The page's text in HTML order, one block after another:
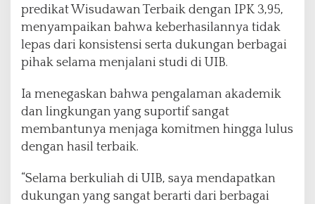
predikat Wisudawan Terbaik dengan IPK 3,95,
menyampaikan bahwa keberhasilannya tidak
lepas dari konsistensi serta dukungan berbagai
pihak selama menjalani studi di UIB.
Ia menegaskan bahwa pengalaman akademik
dan lingkungan yang suportif sangat
membantunya menjaga komitmen hingga lulus
dengan hasil terbaik.
“Selama berkuliah di UIB, saya mendapatkan
dukungan yang sangat berarti dari berbagai